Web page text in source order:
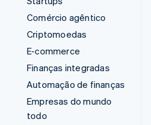
Comércio agêntico
Criptomoedas
E-commerce
Finanças integradas
Automação de finanças
Empresas do mundo
todo